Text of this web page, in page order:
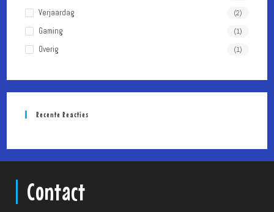
Verjaardag (2)
Gaming (1)
Overig (1)
Recente Reacties
Contact